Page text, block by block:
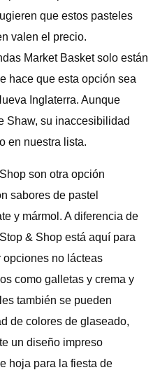
que estos pasteles
valen el precio.
Market Basket solo están
hace que esta opción sea
Inglaterra. Aunque
Shaw, su inaccesibilidad
en nuestra lista.
son otra opción
sabores de pastel
y mármol. A diferencia de
& Shop está aquí para
opciones no lácteas
como galletas y crema y
también se pueden
de colores de glaseado,
un diseño impreso
hoja para la fiesta de